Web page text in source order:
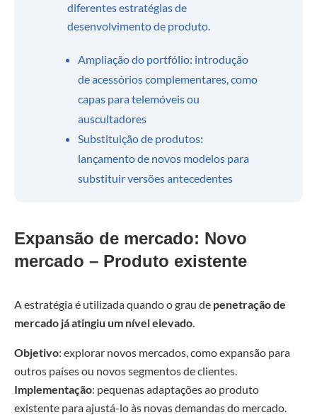
diferentes estratégias de
desenvolvimento de produto.
Ampliação do portfólio: introdução
de acessórios complementares, como
capas para telemóveis ou
auscultadores
Substituição de produtos:
lançamento de novos modelos para
substituir versões antecedentes
Expansão de mercado: Novo
mercado – Produto existente
A estratégia é utilizada quando o grau de penetração de
mercado já atingiu um nível elevado.
Objetivo: explorar novos mercados, como expansão para
outros países ou novos segmentos de clientes.
Implementação: pequenas adaptações ao produto
existente para ajustá-lo às novas demandas do mercado.